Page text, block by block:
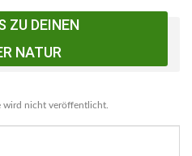
ZU DEINEN
NATUR
wird nicht veröffentlicht.